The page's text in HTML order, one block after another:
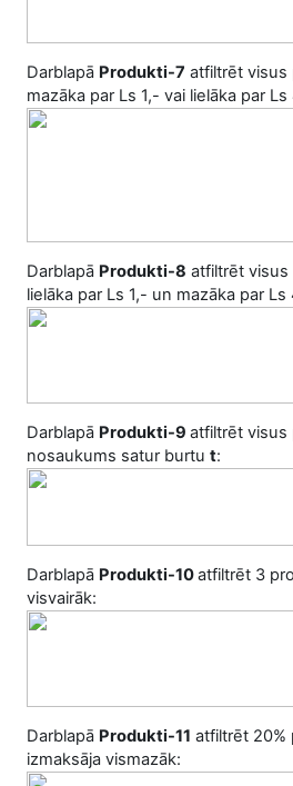
Darblapā Produkti-7 atfiltrēt visus
mazāka par Ls 1,- vai lielāka par Ls
Darblapā Produkti-8 atfiltrēt
lielāka par Ls 1,- un mazāka par Ls
Darblapā Produkti-9 atfiltrēt visus
nosaukums satur burtu t:
Darblapā Produkti-10atfiltrēt 3
visvairāk:
Darblapā Produkti-11 atfiltrēt 20%
izmaksāja vismazāk: